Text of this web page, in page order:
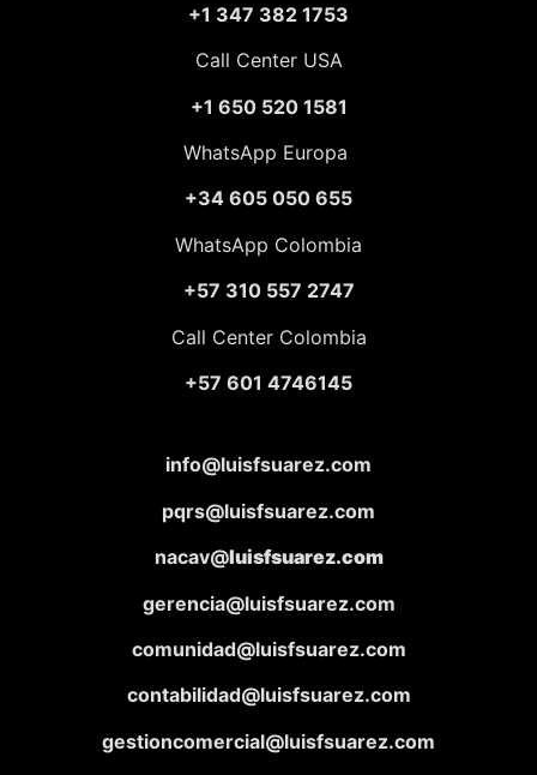
+1 347 382 1753
Call Center USA
+1 650 520 1581
WhatsApp Europa
+34 605 050 655
WhatsApp Colombia
+57 310 557 2747
Call Center Colombia
+57 601 4746145
info@luisfsuarez.com
pqrs@luisfsuarez.com
nacav@luisfsuarez.com
gerencia@luisfsuarez.com
comunidad@luisfsuarez.com
contabilidad@luisfsuarez.com
gestioncomercial@luisfsuarez.com